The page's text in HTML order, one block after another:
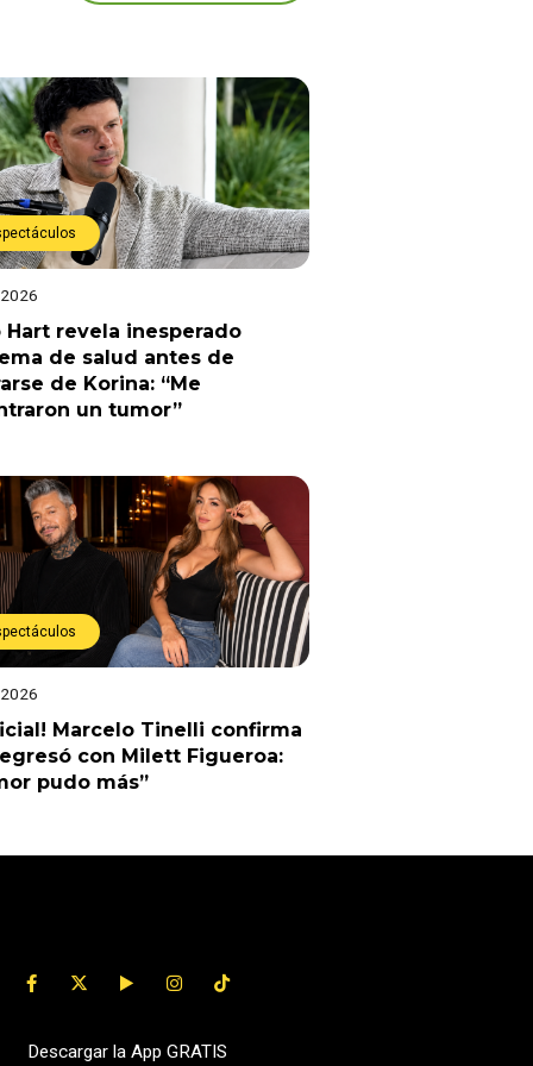
Hart revela inesperado
de salud antes de
de Korina: “Me
un tumor”
Marcelo Tinelli confirma
con Milett Figueroa:
pudo más”
Descargar la App GRATIS